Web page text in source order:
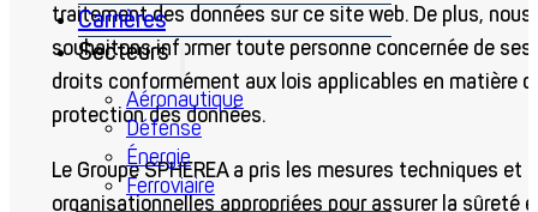
Carrières
Secteurs
Aéronautique
Défense
Énergie
Ferroviaire
traitement des données sur ce site web. De plus, nous
souhaitons informer toute personne concernée de ses
droits conformément aux lois applicables en matière
protection des données.
Le Groupe SPHEREAa pris les mesures techniques et
organisationnelles appropriées pour assurer la sûreté